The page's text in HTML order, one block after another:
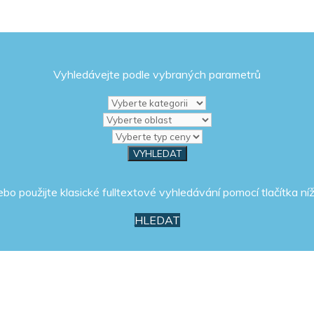
Vyhledávejte podle vybraných parametrů
použijte klasické fulltextové vyhledávání pomocí tlačítka
HLEDAT